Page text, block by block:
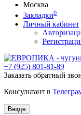
Москва
Закладки0
Личный кабинет
+7 (925) 801-81-89
Заказать обратный
Консультант в
Везде